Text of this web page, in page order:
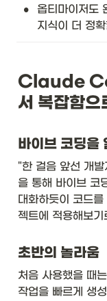
•
옵티마이저도
지식이 더 정
Claude
서 복잡함으
바이브 코딩을
"한 걸음 앞선 개
을 통해 바이브 코
대화하듯이 코드
젝트에 적용해보기
초반의 놀라움
처음 사용했을 때
작업을 빠르게 생